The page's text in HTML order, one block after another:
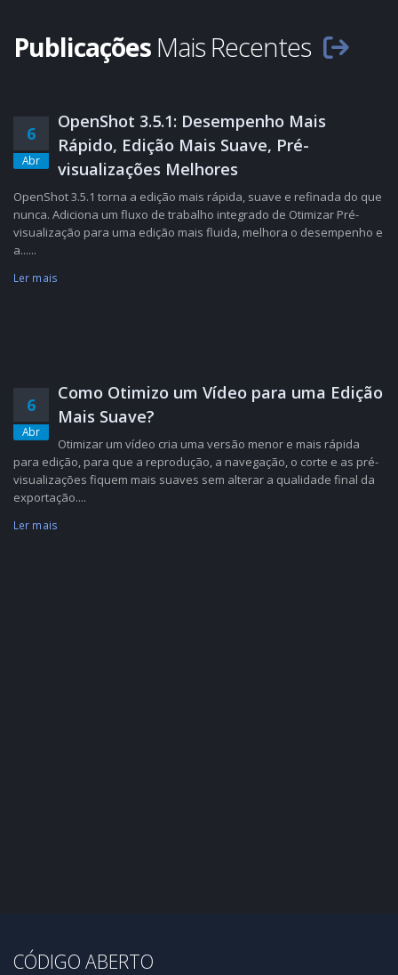
Publicações Mais Recentes
6
Abr
OpenShot 3.5.1: Desempenho Mais
Rápido, Edição Mais Suave, Pré-
visualizações Melhores
OpenShot 3.5.1 torna a edição mais rápida, suave e refinada do que
nunca. Adiciona um fluxo de trabalho integrado de Otimizar Pré-
visualização para uma edição mais fluida, melhora o desempenho e
a......
Ler mais
6
Abr
Como Otimizo um Vídeo para uma Edição
Mais Suave?
Otimizar um vídeo cria uma versão menor e mais rápida
para edição, para que a reprodução, a navegação, o corte e as pré-
visualizações fiquem mais suaves sem alterar a qualidade final da
exportação....
Ler mais
CÓDIGO ABERTO